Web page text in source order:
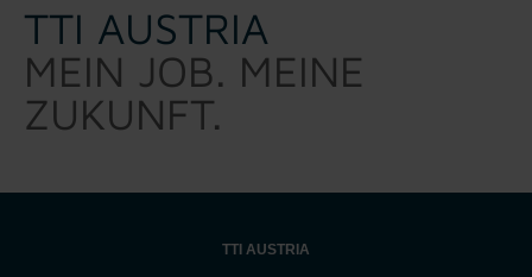
TTI AUSTRIA
MEIN JOB. MEINE
ZUKUNFT.
TTI AUSTRIA